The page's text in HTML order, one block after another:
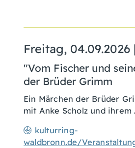
Freitag, 04.09.2026 |
"Vom Fischer und
der Brüder Grimm
kulturring-
waldbronn.de/
Ein Märchen der Brüder
mit Anke Scholz und ihrem